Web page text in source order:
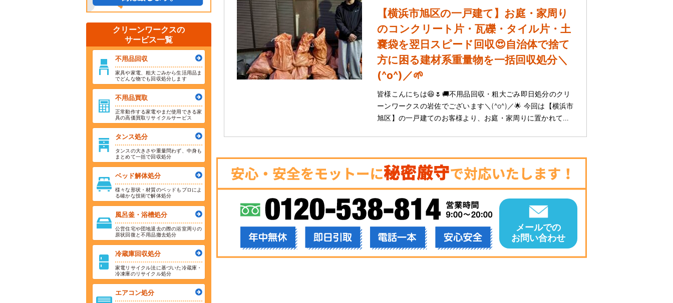
【横浜市旭区の一戸建て】お庭・家周り
のコンクリート片・瓦礫・タイル片・土
嚢袋を翌日スピード回収😍自治体で捨て
方に困る建材系重量物を一括回収処分＼
(^o^)／🌱
皆様こんにちは😆🌷🚚不用品回収・粗大ごみ即日処分のクリ
ーンワークスの岩佐でございます＼(^o^)／🌟 今回は【横浜市
旭区】の一戸建てのお客様より、お庭・家周りに置かれて…
メールでの
お問い合わせ
クリーンワークスの
サービス一覧
不用品回収
家具や家電、粗大ごみから生活用品ま
でどんな物でも回収処分します
不用品買取
正常動作する家電やまだ使用できる家
具の高価買取リサイクルサービス
タンス処分
タンスの大きさや重量問わず、中身も
まとめて一括で回収処分
ベッド解体処分
様々な形状・材質のベッドもプロによ
る確かな技術で解体処分
風呂釜・浴槽処分
公営住宅や団地退去の際の浴室周りの
原状回復と不用品撤去処分
冷蔵庫回収処分
家電リサイクル法に基づいた冷蔵庫・
冷凍庫のリサイクル処分
エアコン処分